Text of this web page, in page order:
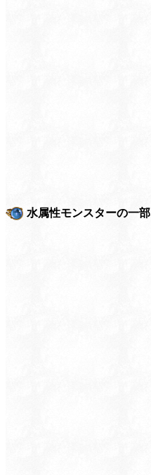
水属性モンスターの一部